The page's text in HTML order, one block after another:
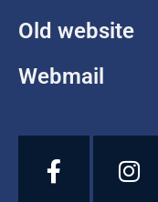
Old website
Webmail